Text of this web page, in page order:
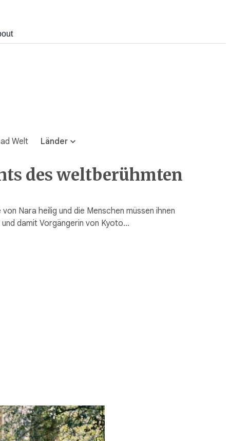
Welt Länder
des weltberühmten
Nara heilig und die Menschen müssen ihnen
damit Vorgängerin von Kyoto…